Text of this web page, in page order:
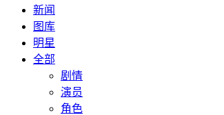
新闻
图库
明星
全部
剧情
演员
角色